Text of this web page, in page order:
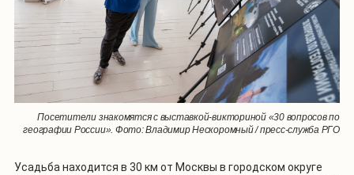
Посетители знакомятся с выставкой-викториной «30 вопросов по
географии России». Фото: Владимир Нескоромный / пресс-служба РГО
Усадьба находится в 30 км от Москвы в городском округе